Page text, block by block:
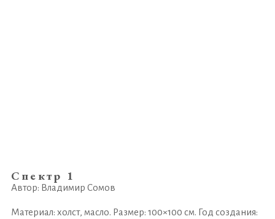
Спектр 1
Автор: Владимир Сомов
Материал: холст, масло. Размер: 100×100 см. Год создания: